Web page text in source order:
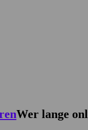
Wer lange